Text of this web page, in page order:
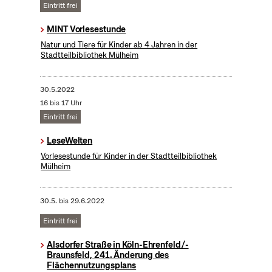
Eintritt frei
MINT Vorlesestunde
Natur und Tiere für Kinder ab 4 Jahren in der
Stadtteilbibliothek Mülheim
30.5.2022
16 bis 17 Uhr
Eintritt frei
LeseWelten
Vorlesestunde für Kinder in der Stadtteilbibliothek
Mülheim
30.5. bis29.6.2022
Eintritt frei
Alsdorfer Straße in Köln-Ehrenfeld/-
Braunsfeld, 241. Änderung des
Flächennutzungsplans